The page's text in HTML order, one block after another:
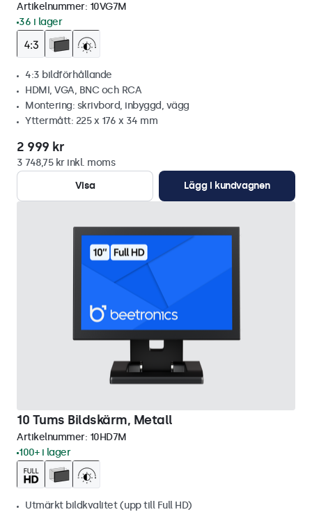
Artikelnummer: 10VG7M
36 i lager
4:3 bildförhållande
HDMI, VGA, BNC och RCA
Montering: skrivbord, inbyggd, vägg
Yttermått: 225 x 176 x 34 mm
2 999 kr
3 748,75 kr inkl. moms
Visa
Lägg i kundvagnen
10 Tums Bildskärm, Metall
Artikelnummer: 10HD7M
100+ i lager
Utmärkt bildkvalitet (upp till Full HD)